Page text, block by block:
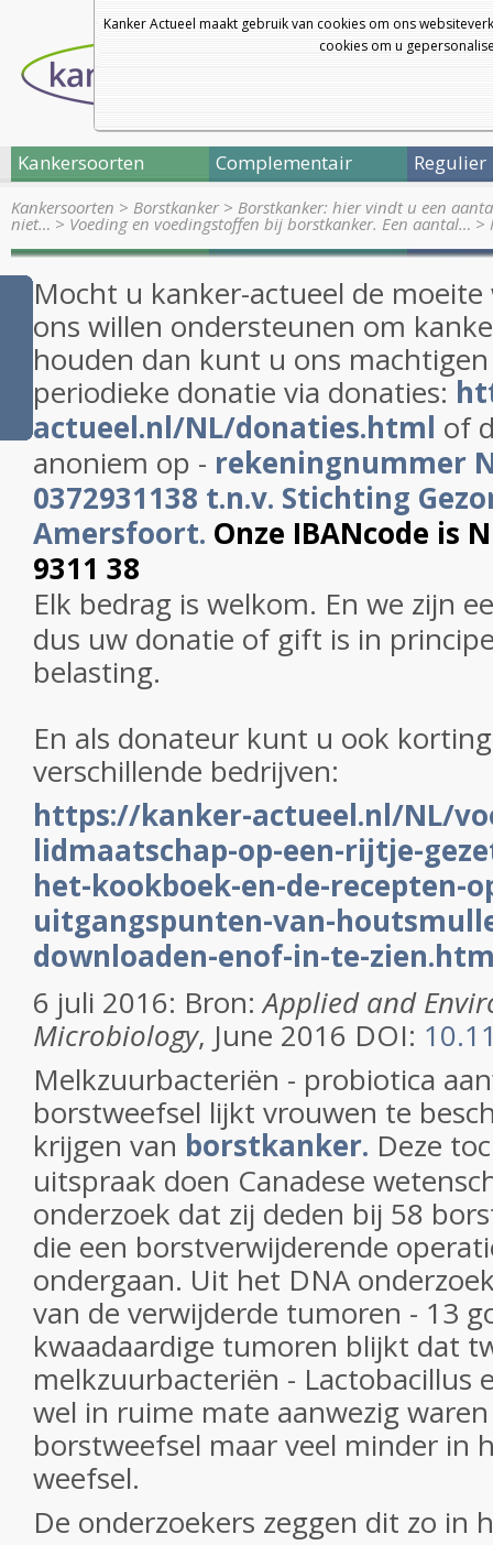
Kanker Actueel maakt gebruik van cookies om ons
cookies om u
Kankersoorten Complementair Regulier
Kankersoorten > Borstkanker> Borstkanker: hier vindt u een
niet… > Voeding en voedingstoffen bij borstkanker. Een aantal… >
Mocht u kanker-actueel de
ons willen ondersteunen om
houden dan kunt u ons
periodieke donatie via donaties:
actueel.nl/NL/donaties.html of
anoniem op - rekeningnummer
0372931138 t.n.v. Stichting
Amersfoort. Onze IBANcode is
9311 38
Elk bedrag is welkom. En we zijn
dus uw donatie of gift is in
belasting.
En als donateur kunt u ook
verschillende bedrijven:
https://kanker-actueel.nl/NL/
lidmaatschap-op-een-rijtje-
het-kookboek-en-de-recepten-
uitgangspunten-van-
downloaden-enof-in-te-
6 juli 2016: Bron:Applied and
Microbiology, June 2016 DOI:
Melkzuurbacteriën - probiotica
borstweefsel lijkt vrouwen te
krijgen van borstkanker. Deze
uitspraak doen Canadese
onderzoek dat zij deden bij 58
die een borstverwijderende
ondergaan. Uit het DNA
van de verwijderde tumoren - 13
kwaadaardige tumoren blijkt dat
melkzuurbacteriën - Lactobacillus
wel in ruime mate aanwezig
borstweefsel maar veel minder in
weefsel.
De onderzoekers zeggen dit zo